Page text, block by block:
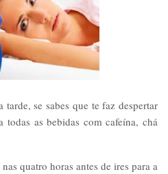
se sabes que te faz despertar
todas as bebidas com cafeína, chá
nas quatro horas antes de ires para a